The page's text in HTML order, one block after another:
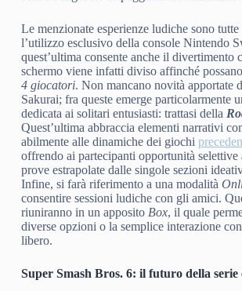
Le menzionate esperienze ludiche sono
l’utilizzo esclusivo della console Nintendo
quest’ultima consente anche il divertimento
schermo viene infatti diviso affinché
4 giocatori. Non mancano novità apportate
Sakurai; fra queste emerge particolarmente
dedicata ai solitari entusiasti: trattasi della
Quest’ultima abbraccia elementi narrativi
abilmente alle dinamiche dei giochi
offrendo ai partecipanti opportunità selettive
prove estrapolate dalle singole sezioni
Infine, si farà riferimento a una modalità
consentire sessioni ludiche con gli amici.
riuniranno in un apposito Box, il quale
diverse opzioni o la semplice interazione
libero.
Super Smash Bros. 6: il futuro della serie